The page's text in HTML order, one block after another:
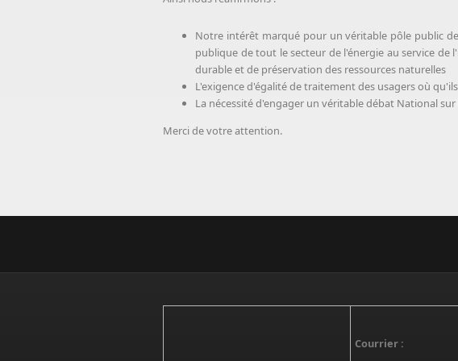
Notre intérêt marqué pour un véritable pôle public
publique de tout le secteur de l'énergie au service
durable et de préservation des ressources naturelles
L'exigence d'égalité de traitement des usagers où
La nécessité d'engager un véritable débat National
Merci de votre attention.
Courrier :